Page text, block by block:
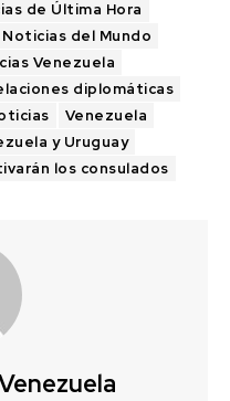
de Última Hora
Noticias del Mundo
Venezuela
diplomáticas
Venezuela
y Uruguay
los consulados